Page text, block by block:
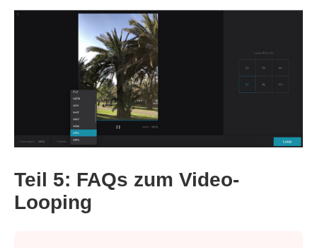
Teil 5: FAQs zum Video-
Looping